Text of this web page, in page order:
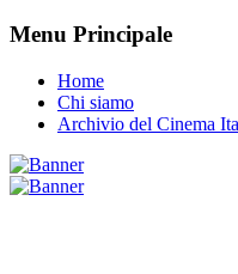
Menu Principale
Home
Chi siamo
Archivio del Cinema